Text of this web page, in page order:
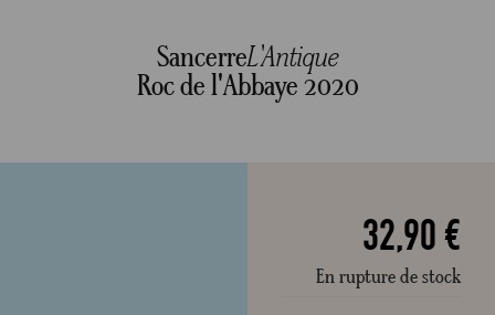
Mot de passe
SancerreL'Antique
Roc de l'Abbaye 2020
32,90 €
En rupture de stock